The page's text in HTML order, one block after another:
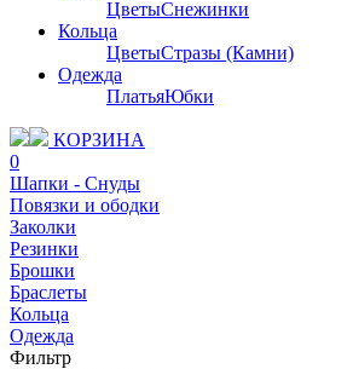
ЦветыСнежинки
Кольца
ЦветыСтразы (Камни)
Одежда
ПлатьяЮбки
КОРЗИНА
0
Шапки - Снуды
Повязки и ободки
Заколки
Резинки
Брошки
Браслеты
Кольца
Одежда
Фильтр